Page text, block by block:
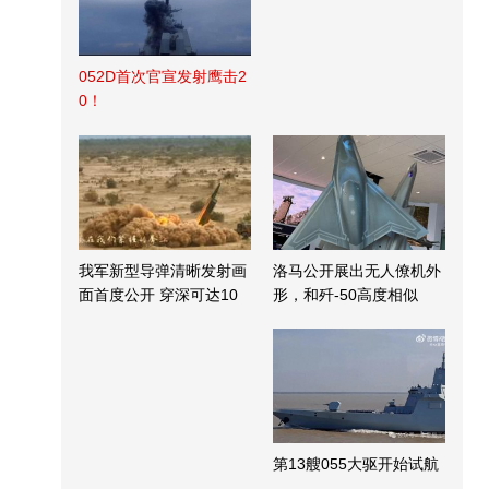
052D首次官宣发射鹰击2
0！
我军新型导弹清晰发射画
面首度公开 穿深可达10
洛马公开展出无人僚机外
形，和歼-50高度相似
第13艘055大驱开始试航